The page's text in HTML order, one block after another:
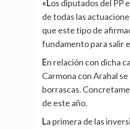
«Los diputados del PP están en las comisiones informativas, asisten a los plenos y tienen conocimiento
de todas las
que este tipo de
fundamento para salir
En relación con dicha carretera, Jiménez ha señalado que las intervenciones en la carretera que une
Carmona con Arahal
borrascas.
de este año.
La primera de las inversiones extraordinarias, por valor de más de 700 mil euros, se ha ejecutado ya, y